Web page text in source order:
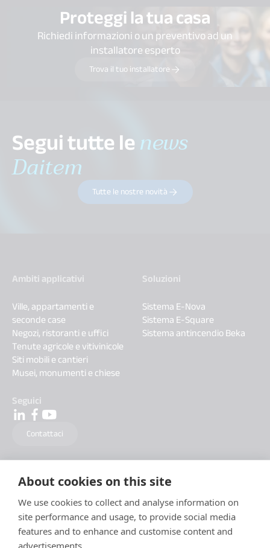
About cookies on this site
We use cookies to collect and analyse information on
site performance and usage, to provide social media
features and to enhance and customise content and
advertisements.
Proteggi la tua casa
Richiedi informazioni o un preventivo ad un
installatore esperto
Trova il tuo installatore
Segui tutte lenews
Daitem
Tutte le nostre novità
Ambiti applicativi
Ville, appartamenti e
seconde case
Negozi, ristoranti e uffici
Tenute agricole e vitivinicole
Siti mobili e cantieri
Musei, monumenti e chiese
Soluzioni
Sistema E-Nova
Sistema E-Square
Sistema antincendio Beka
Seguici
Contattaci